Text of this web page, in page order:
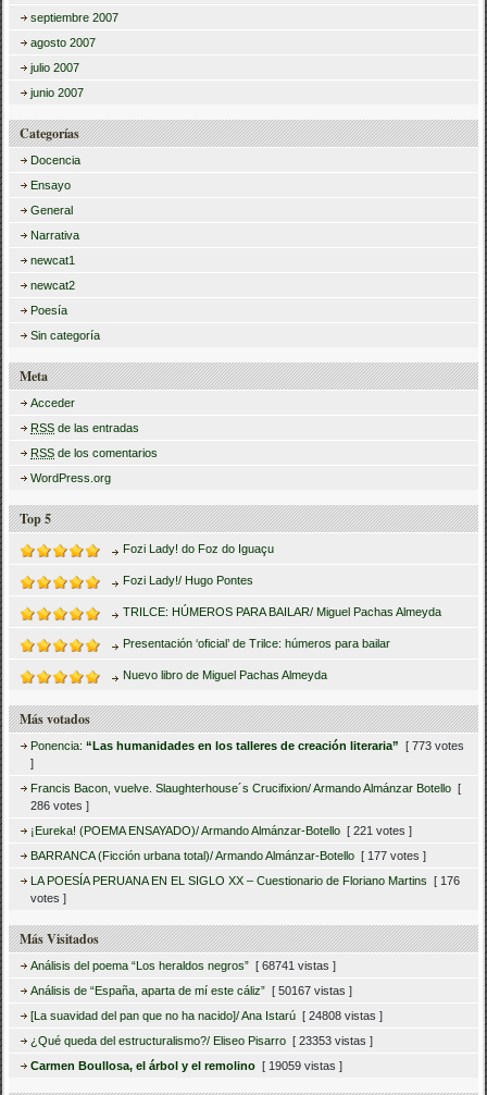
septiembre 2007
agosto 2007
julio 2007
junio 2007
Categorías
Docencia
Ensayo
General
Narrativa
newcat1
newcat2
Poesía
Sin categoría
Meta
Acceder
RSS de las entradas
RSS de los comentarios
WordPress.org
Top 5
Fozi Lady! do Foz do Iguaçu
Fozi Lady!/ Hugo Pontes
TRILCE: HÚMEROS PARA BAILAR/ Miguel Pachas Almeyda
Presentación ‘oficial’ de Trilce: húmeros para bailar
Nuevo libro de Miguel Pachas Almeyda
Más votados
Ponencia:“Las humanidades en los talleres de creación literaria” [ 773 votes
]
Francis Bacon, vuelve. Slaughterhouse´s Crucifixion/ Armando Almánzar Botello [
286 votes ]
¡Eureka! (POEMA ENSAYADO)/ Armando Almánzar-Botello [ 221 votes ]
BARRANCA (Ficción urbana total)/ Armando Almánzar-Botello [ 177 votes ]
LA POESÍA PERUANA EN EL SIGLO XX – Cuestionario de Floriano Martins [ 176
votes ]
Más Visitados
Análisis del poema “Los heraldos negros” [ 68741 vistas ]
Análisis de “España, aparta de mí este cáliz” [ 50167 vistas ]
[La suavidad del pan que no ha nacido]/ Ana Istarú [ 24808 vistas ]
¿Qué queda del estructuralismo?/ Eliseo Pisarro [ 23353 vistas ]
Carmen Boullosa, el árbol y el remolino [ 19059 vistas ]